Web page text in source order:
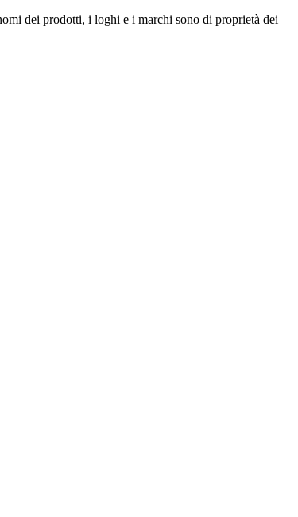
dei prodotti, i loghi e i marchi sono di proprietà dei